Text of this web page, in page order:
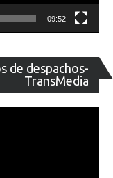
09:52
de despachos-
TransMedia
de